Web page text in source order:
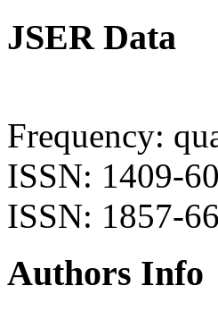
JSER Data
Frequency:
ISSN: 1409-
ISSN: 1857-
Authors Info